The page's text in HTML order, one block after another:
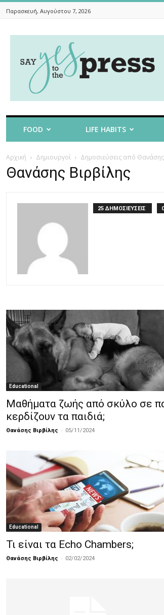
Παρασκευή, Αυγούστου 7, 2026
To
The
FOOD LIFE HABITS
Αρχική Δημιουργοί Δημοσιεύσεις από Θανάσης
Θανάσης Βιρβίλης
25 ΔΗΜΟΣΙΕΥΣΕΙΣ
Educational
Μαθήματα ζωής από σκύλο σε
κερδίζουν τα παιδιά;
Θανάσης Βιρβίλης - 05/11/2024
Educational
Τι είναι τα Echo Chambers;
Θανάσης Βιρβίλης - 02/02/2024